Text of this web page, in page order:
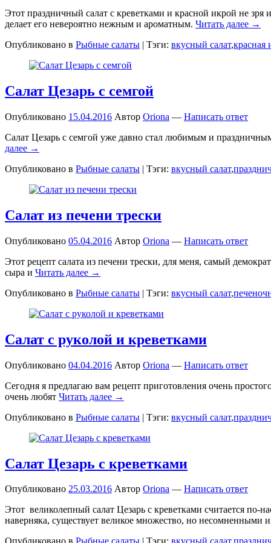
Этот праздничный салат с креветками и красной икрой не
делает его невероятно нежным и ароматным. Читать далее →
Опубликовано в Рыбные салаты | Тэги: вкусный салат,красная
Салат Цезарь с семгой
Опубликовано 15.04.2016 Автор Oriona — Написать ответ
Салат Цезарь с семгой уже давно стал любимым и
далее →
Опубликовано в Рыбные салаты | Тэги: вкусный салат,
Салат из печени трески
Опубликовано 05.04.2016 Автор Oriona — Написать ответ
Этот рецепт салата из печени трески, для меня, самый
сыра и Читать далее →
Опубликовано в Рыбные салаты | Тэги: вкусный салат,
Салат с руколой и креветками
Опубликовано 04.04.2016 Автор Oriona — Написать ответ
Сегодня я предлагаю вам рецепт приготовления очень
очень любят Читать далее →
Опубликовано в Рыбные салаты | Тэги: вкусный салат,
Салат Цезарь с креветками
Опубликовано 25.03.2016 Автор Oriona — Написать ответ
Этот великолепный салат Цезарь с креветками считается по-
наверняка, существует великое множество, но